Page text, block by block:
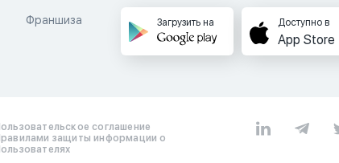
Франшиза Загрузить на Доступно в
App Store
соглашение
защиты информации о